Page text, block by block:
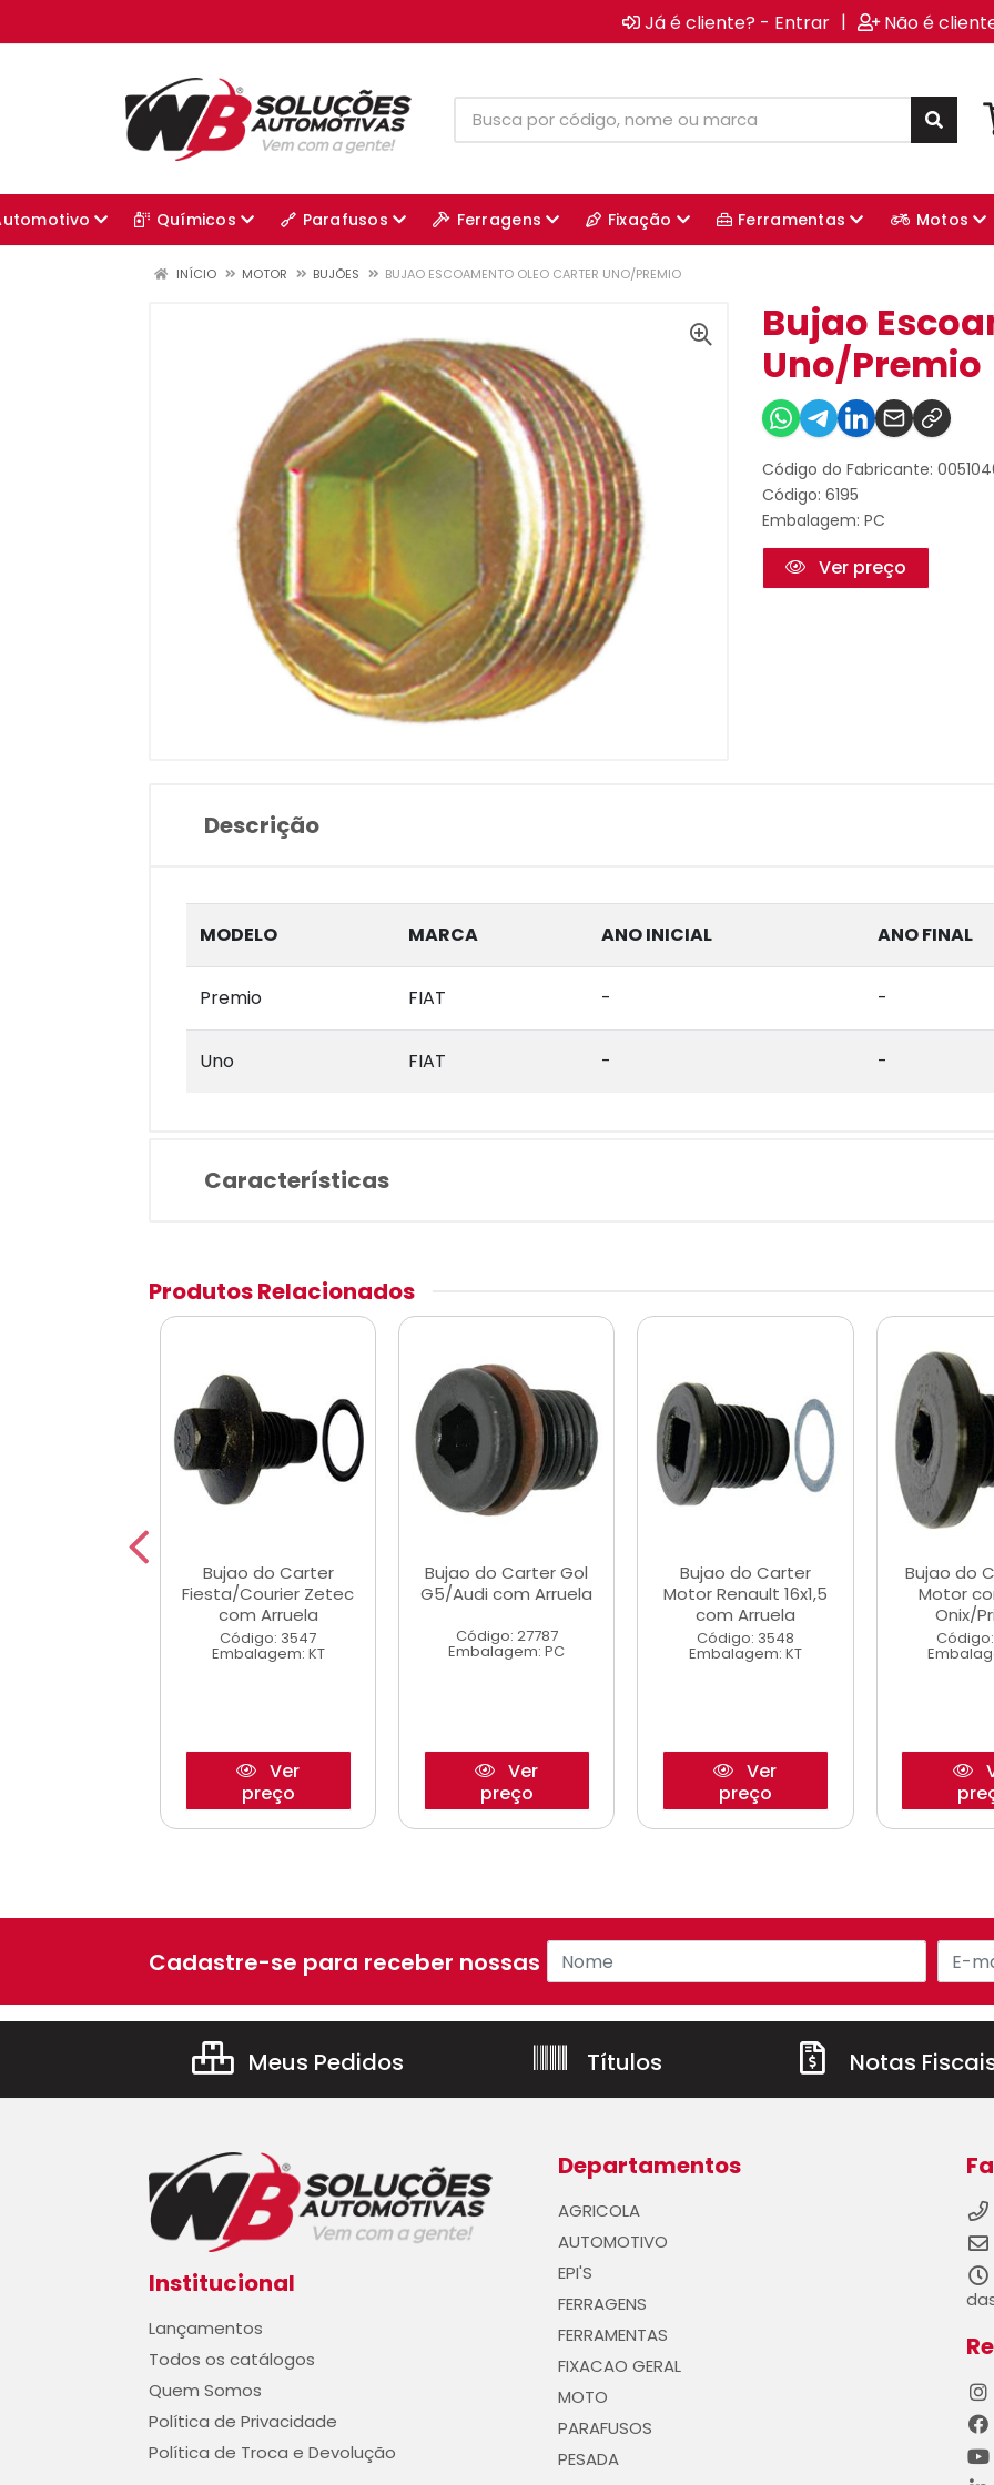
Já é cliente? - Entrar | Não é
Químicos Parafusos Ferragens Fixação Ferramentas Motos
INÍCIO MOTOR BUJÕES BUJAO ESCOAMENTO OLEO CARTER UNO/PREMIO
Bujao
Uno/Premio
Código do Fabricante:
Código: 6195
Embalagem: PC
Ver preço
Descrição
MODELO MARCA ANO INICIAL ANO FINAL
Premio FIAT - -
Uno FIAT - -
Características
Produtos Relacionados
Bujao do Carter
Fiesta/Courier Zetec
com Arruela
Código: 3547
Embalagem: KT
Ver
preço
Bujao do Carter Gol
G5/Audi com Arruela
Código: 27787
Embalagem: PC
Ver
preço
Bujao do Carter
Motor Renault 16x1,5
com Arruela
Código: 3548
Embalagem: KT
Ver
preço
Bujao do
Motor
Onix/
Cadastre-se para receber nossas ofertas!
Meus Pedidos Títulos Notas
Institucional
Lançamentos
Todos os catálogos
Quem Somos
Política de Privacidade
Política de Troca e Devolução
Departamentos
AGRICOLA
AUTOMOTIVO
EPI'S
FERRAGENS
FERRAMENTAS
FIXACAO GERAL
MOTO
PARAFUSOS
PESADA